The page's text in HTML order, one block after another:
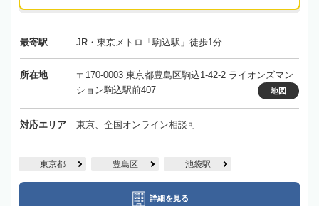
最寄駅 JR・東京メトロ「駒込駅」徒歩1分
所在地
〒170-0003 東京都豊島区駒込1-42-2 ライオンズマン
ション駒込駅前407
地図
対応エリア 東京、全国オンライン相談可
東京都 豊島区 池袋駅
詳細を見る